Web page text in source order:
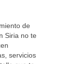
de
Siria no te
servicios